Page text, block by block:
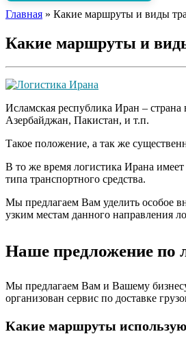
Главная » Какие маршруты и виды
Какие маршруты и
Исламская республика Иран –
Азербайджан, Пакистан, и т.п.
Такое положение, а так же
В то же время логистика Ирана
типа транспортного средства.
Мы предлагаем Вам уделить особое
узким местам данного направления
Наше предложение по
Мы предлагаем Вам и Вашему
организован сервис по доставке
Какие маршруты